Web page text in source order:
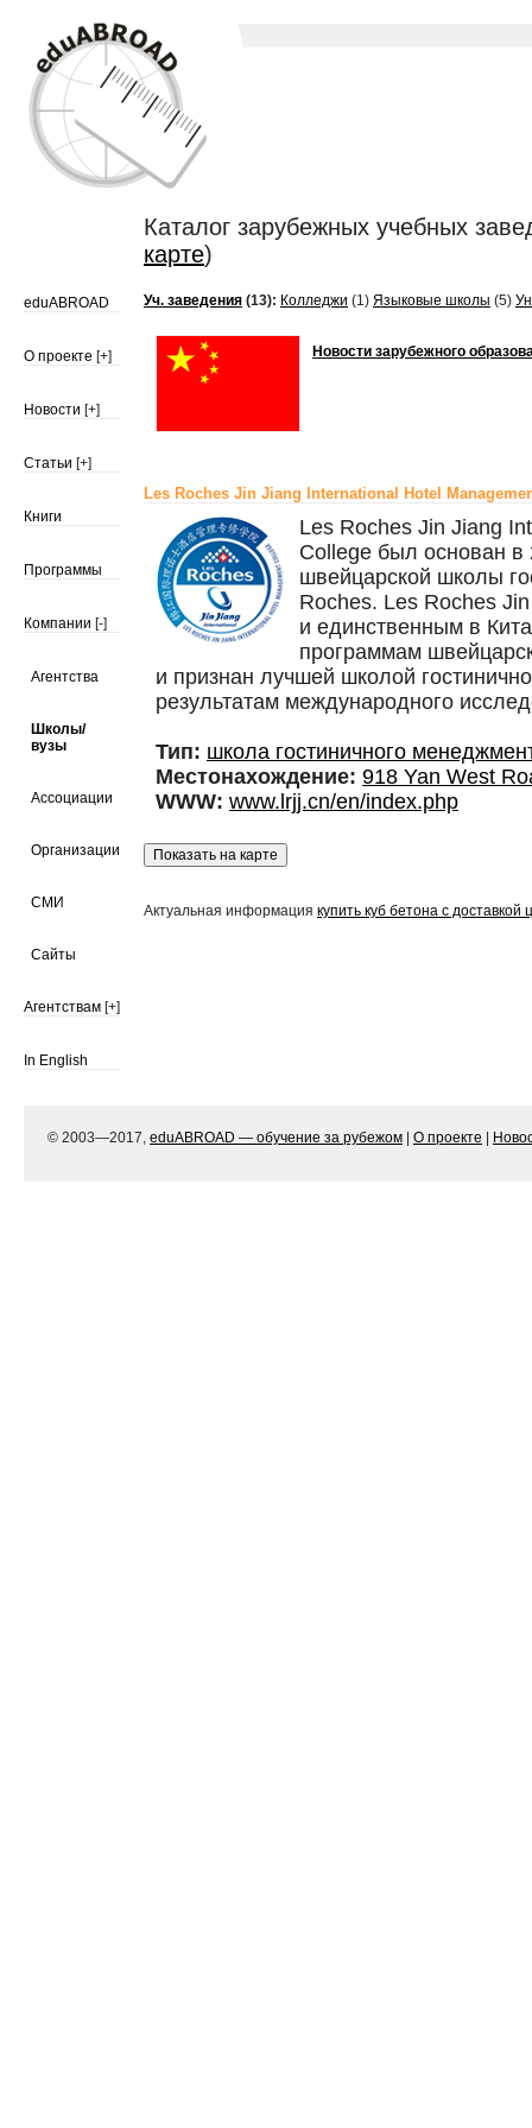
Каталог зарубежных учебных
карте)
eduABROAD
О проекте [+]
Новости [+]
Статьи [+]
Книги
Программы
Компании [-]
Агентства
Школы/
вузы
Ассоциации
Организации
СМИ
Сайты
Агентствам [+]
In English
Уч. заведения (13): Колледжи (1) Языковые школы (5)
Новости зарубежного
Les Roches Jin Jiang International Hotel
Les Roches Jin Jiang
College был основан в
швейцарской школы
Roches. Les Roches
и единственным в
программам
и признан лучшей школой
результатам международного
Тип: школа гостиничного
Местонахождение: 918 Yan West
WWW: www.lrjj.cn/en/index.php
Актуальная информация купить куб бетона с доставкой
© 2003—2017, eduABROAD — обучение за рубежом О проекте